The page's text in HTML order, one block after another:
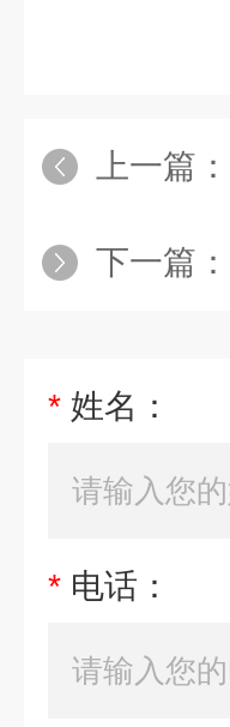
上一篇：
下一篇：
* 姓名：
* 电话：